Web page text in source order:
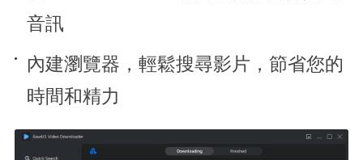
音訊
內建瀏覽器，輕鬆搜尋影片，節省您的
時間和精力